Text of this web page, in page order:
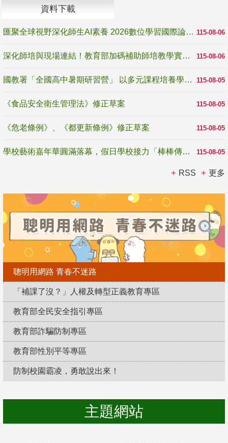
資料下載
115-08-06
匯聚全球視野深化師生AI素養 2026數位學習國際論壇高雄登場
115-08-06
深化師培與現場連結！教育部加碼補助師培教學實踐研究 10月師培國際研討會交流教學實踐經驗
115-08-05
國教署「全國高中暑期研習營」 以多元課程培養學生瞭解誠信專業與倫理價值
115-08-05
《食品安全衛生管理法》修正草案
115-08-05
《危老條例》、《都更新條例》修正草案
115-08-05
學校藝術嘉年華圓滿落幕，假日學校接力「棒棒傳美感」
RSS 更多
聰明用網路 青春不迷路
「補課了沒？」人權及轉型正義教育專區
教育部全民安全指引專區
教育部詐騙防制專區
教育部性別平等專區
防制校園霸凌，勇敢說出來！
主題網站